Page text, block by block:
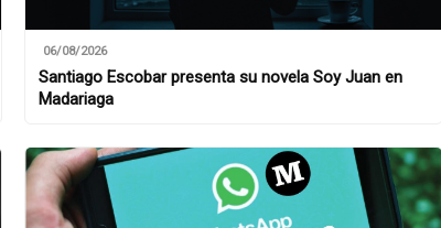
06/08/2026
Santiago Escobar presenta su novela Soy Juan en
Madariaga